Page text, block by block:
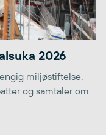
2026
miljøstiftelse.
og samtaler om